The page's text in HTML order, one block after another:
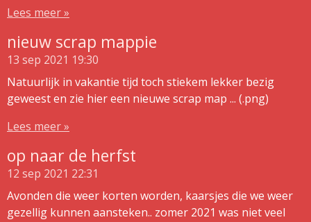
Lees meer »
nieuw scrap mappie
13 sep 2021 19:30
Natuurlijk in vakantie tijd toch stiekem lekker bezig
geweest en zie hier een nieuwe scrap map ... (.png)
Lees meer »
op naar de herfst
12 sep 2021 22:31
Avonden die weer korten worden, kaarsjes die we weer
gezellig kunnen aansteken.. zomer 2021 was niet veel